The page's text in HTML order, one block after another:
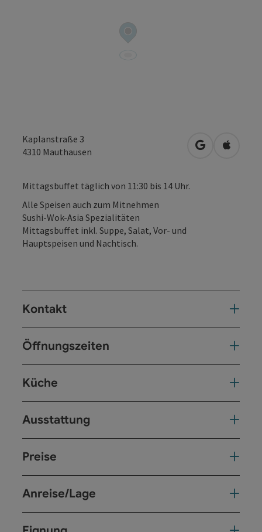
Kaplanstraße 3
4310 Mauthausen in Google
in
Mittagsbuffet täglich von 11:30 bis 14 Uhr.
Alle Speisen auch zum Mitnehmen
Sushi-Wok-Asia Spezialitäten
Mittagsbuffet inkl. Suppe, Salat, Vor- und
Hauptspeisen und Nachtisch.
Kontakt
Öffnungszeiten
Küche
Ausstattung
Preise
Anreise/Lage